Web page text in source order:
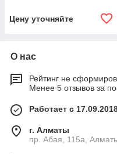
Цену уточняйте
О нас
Рейтинг не
Менее 5 отзывов за
Работает с
г. Алматы
пр. Абая, 115а,